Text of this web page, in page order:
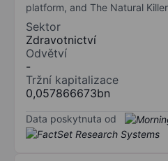
platform, and The Natural
Sektor
Zdravotnictví
Odvětví
-
Tržní kapitalizace
0,057866673bn
Data poskytnuta od